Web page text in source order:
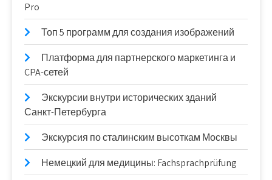
Pro
Топ 5 программ для создания изображений
Платформа для партнерского маркетинга и
CPA-сетей
Экскурсии внутри исторических зданий
Санкт-Петербурга
Экскурсия по сталинским высоткам Москвы
Немецкий для медицины: Fachsprachprüfung